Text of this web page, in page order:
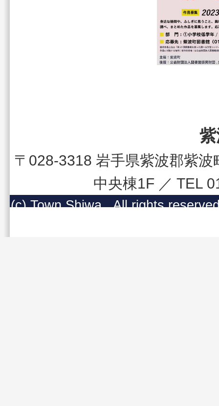
〒028-3318 岩手県紫波郡紫
中央棟1F ／ TEL
(c) Town Shiwa , All rights